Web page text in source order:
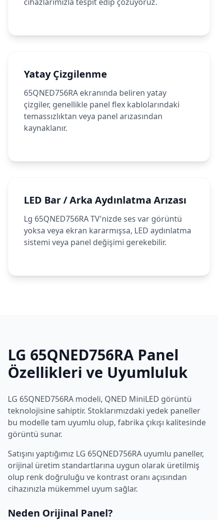
Yatay Çizgilenme
65QNED756RA ekranında beliren yatay
çizgiler, genellikle panel flex kablolarındaki
temassızlıktan veya panel arızasından
kaynaklanır.
LED Bar / Arka Aydınlatma Arızası
Lg 65QNED756RA TV'nizde ses var görüntü
yoksa veya ekran kararmışsa, LED aydınlatma
sistemi veya panel değişimi gerekebilir.
LG 65QNED756RA Panel
Özellikleri ve Uyumluluk
LG 65QNED756RA modeli, QNED MiniLED görüntü
teknolojisine sahiptir. Stoklarımızdaki yedek paneller
bu modelle tam uyumlu olup, fabrika çıkışı kalitesinde
görüntü sunar.
Satışını yaptığımız LG 65QNED756RA uyumlu paneller,
orijinal üretim standartlarına uygun olarak üretilmiş
olup renk doğruluğu ve kontrast oranı açısından
cihazınızla mükemmel uyum sağlar.
Neden Orijinal Panel?